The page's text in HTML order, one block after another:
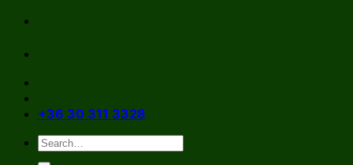
Skip
content
+36 30 311 3328